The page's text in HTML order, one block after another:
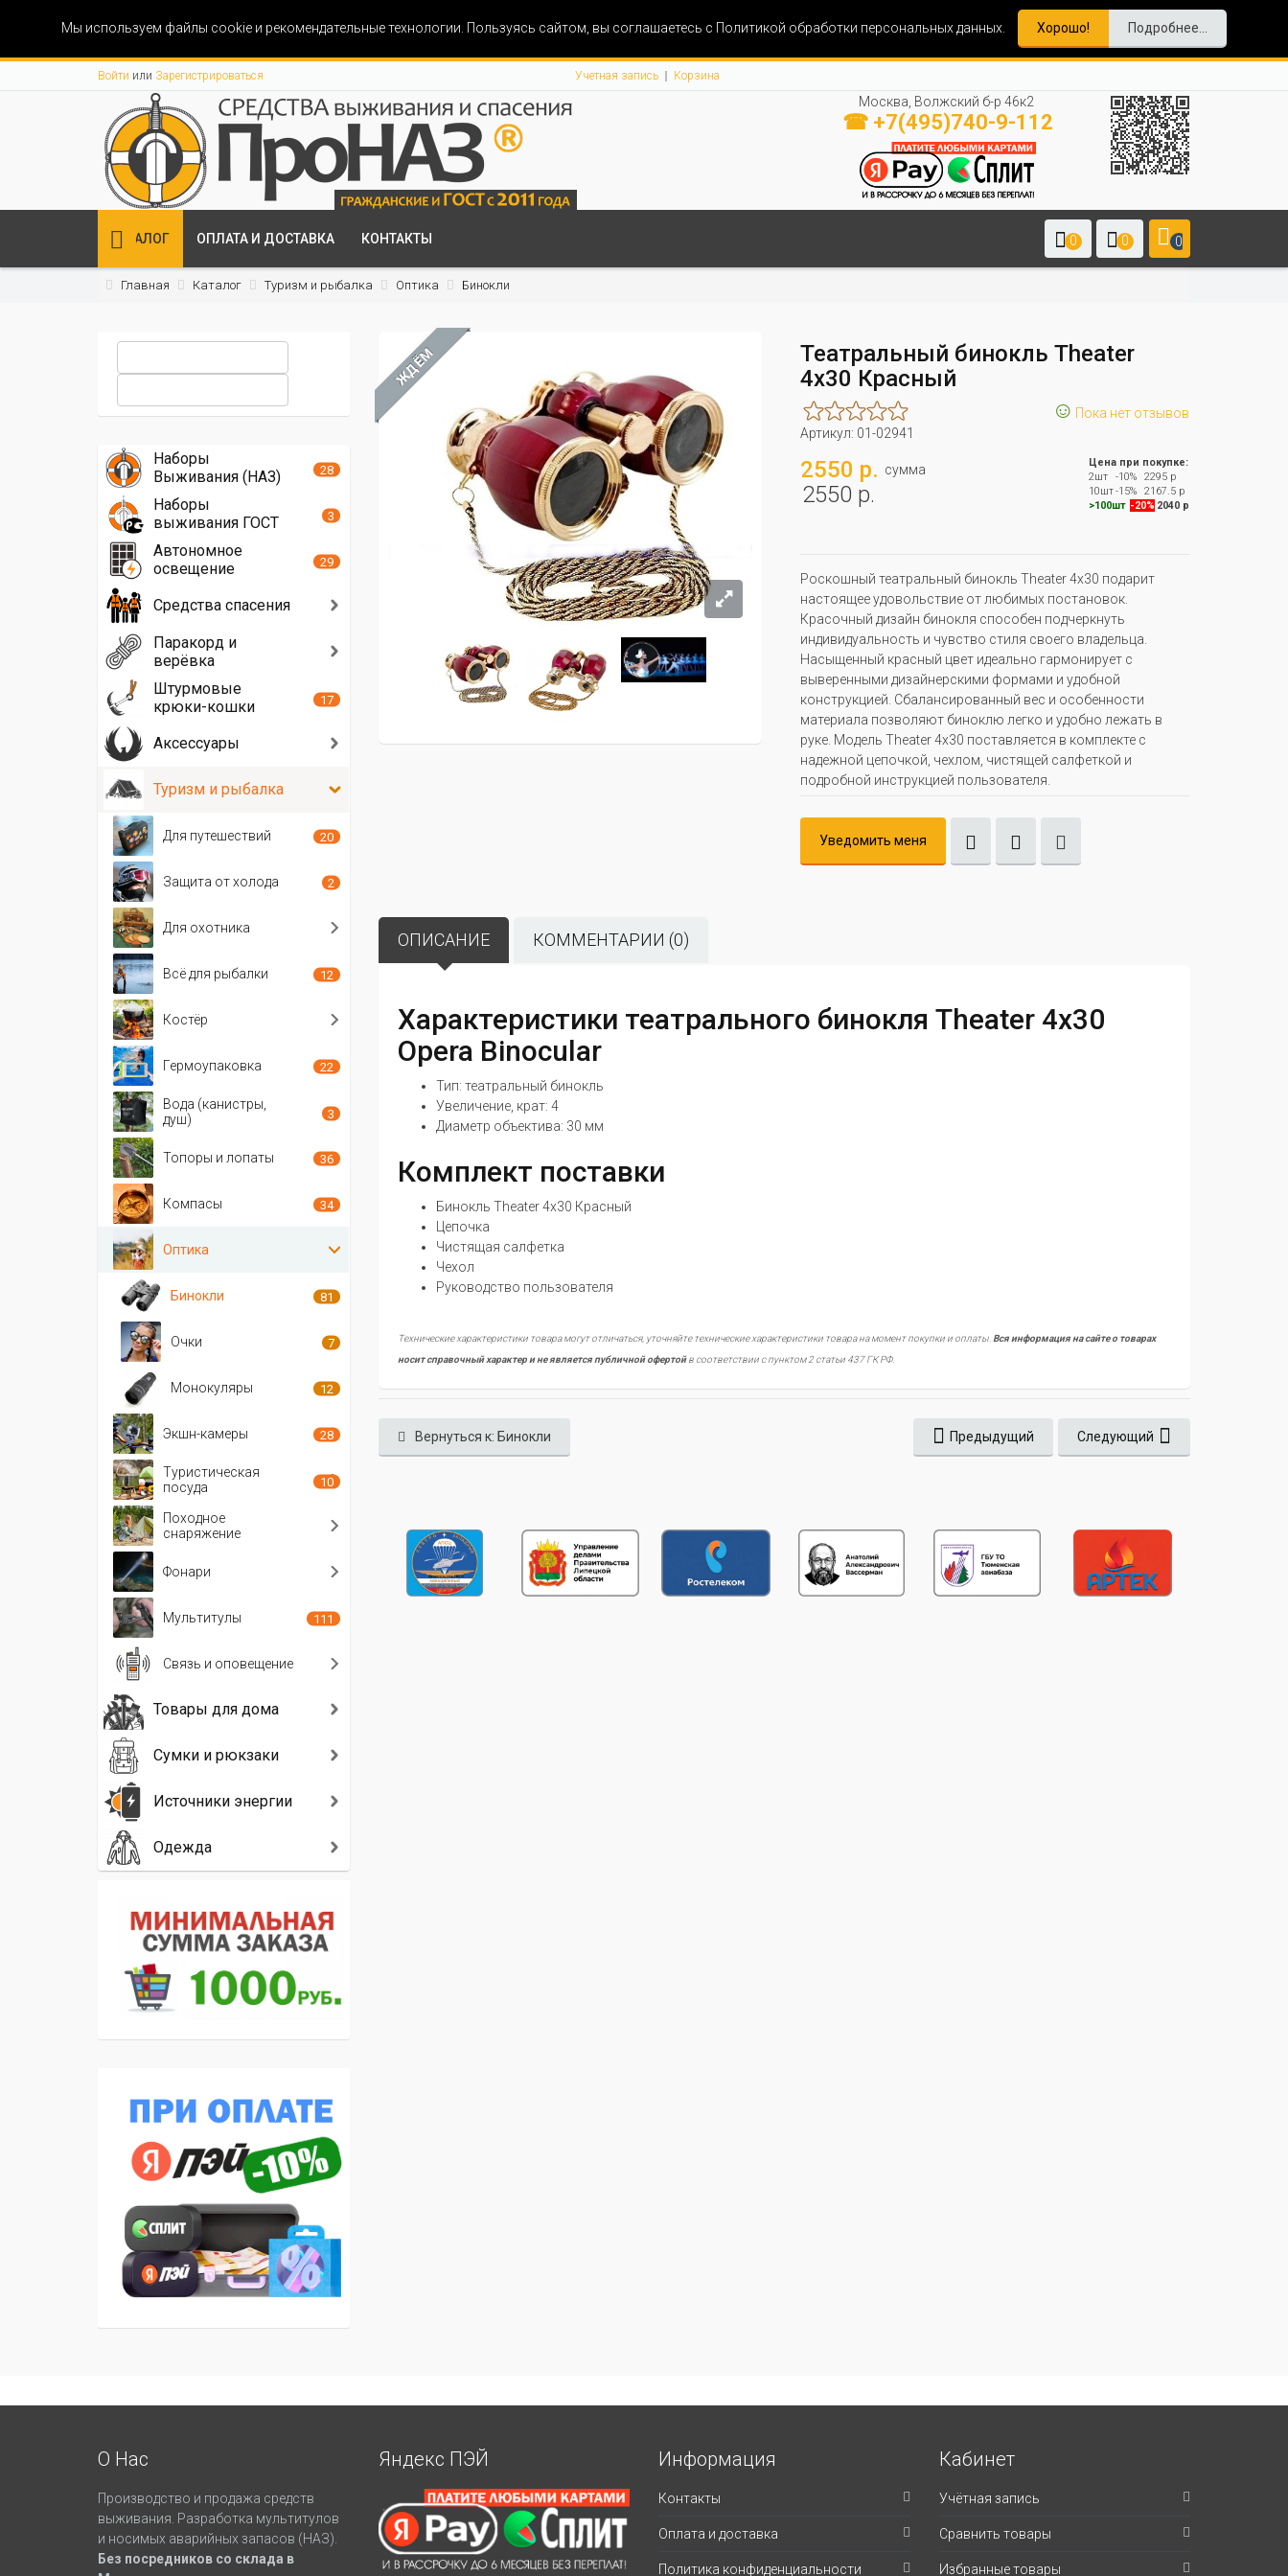
Мы используем файлы cookie и рекомендательные технологии. Пользуясь сайтом, вы соглашаетесь с Политикой обработки персональных данных. Хорошо! Подробнее...
Войти или Зарегистрироваться Учетная запись Корзина
Москва, Волжский б-р 46к2
☎ +7(495)740-9-112
КАТАЛОГ ОПЛАТА И ДОСТАВКА КОНТАКТЫ 0 0 0
Главная Каталог Туризм и рыбалка Оптика Бинокли
ЖДЁМ
Театральный бинокль Theater
4x30 Красный
☺ Пока нет отзывов
Артикул: 01-02941
2550 р. сумма
2550 р.
Цена при покупке:
2шт
-10%
2295 р
10шт-15%
2167.5 р
>100шт -20% 2040 р
Роскошный театральный бинокль Theater 4x30 подарит
настоящее удовольствие от любимых постановок.
Красочный дизайн бинокля способен подчеркнуть
индивидуальность и чувство стиля своего владельца.
Насыщенный красный цвет идеально гармонирует с
выверенными дизайнерскими формами и удобной
конструкцией. Сбалансированный вес и особенности
материала позволяют биноклю легко и удобно лежать в
руке. Модель Theater 4x30 поставляется в комплекте с
надежной цепочкой, чехлом, чистящей салфеткой и
подробной инструкцией пользователя.
Уведомить меня
ОПИСАНИЕ КОММЕНТАРИИ (0)
Характеристики театрального бинокля Theater 4x30
Opera Binocular
Тип: театральный бинокль
Увеличение, крат: 4
Диаметр объектива: 30 мм
Комплект поставки
Бинокль Theater 4x30 Красный
Цепочка
Чистящая салфетка
Чехол
Руководство пользователя
Технические характеристики товара могут отличаться, уточняйте технические характеристики товара на момент покупки и оплаты. Вся информация на сайте о товарах
носит справочный характер и не является публичной офертойв соответствии с пунктом 2 статьи 437 ГК РФ.
Вернуться к: Бинокли Предыдущий Следующий
Наборы
Выживания (НАЗ)
28
Наборы
выживания ГОСТ
3
Автономное
освещение
29
Средства спасения
Паракорд и
верёвка
Штурмовые
крюки-кошки
17
Аксессуары
Туризм и рыбалка
Для путешествий 20
Защита от холода 2
Для охотника
Всё для рыбалки 12
Костёр
Гермоупаковка 22
Вода (канистры,
душ)
3
Топоры и лопаты 36
Компасы 34
Оптика
Бинокли 81
Очки 7
Монокуляры 12
Экшн-камеры 28
Туристическая
посуда
10
Походное
снаряжение
Фонари
Мультитулы 111
Связь и оповещение
Товары для дома
Сумки и рюкзаки
Источники энергии
Одежда
О Нас
Производство и продажа средств
выживания. Разработка мультитулов
и носимых аварийных запасов (НАЗ).
Без посредников со склада в
Яндекс ПЭЙ Информация
Контакты
Оплата и доставка
Политика конфиденциальности
Кабинет
Учётная запись
Сравнить товары
Избранные товары